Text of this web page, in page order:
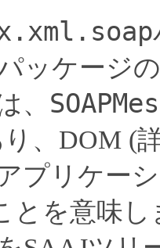
ッケージ
、
、DOM (
プリケー
とを意味し